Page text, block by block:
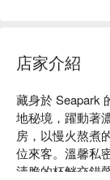
店家介紹
藏身於 Seapark
地秘境，躍動著
房，以慢火熬煮
位來客。溫馨私
清脆的杯觥交錯